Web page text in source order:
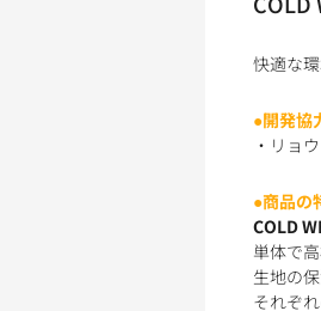
快適な
●開発協
・リョ
●商品の
COLD
単体で
生地の
それぞ